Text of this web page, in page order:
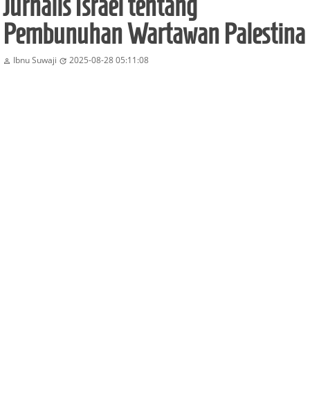
Jurnalis Israel tentang
Pembunuhan Wartawan Palestina
 Ibnu Suwaji  2025-08-28 05:11:08